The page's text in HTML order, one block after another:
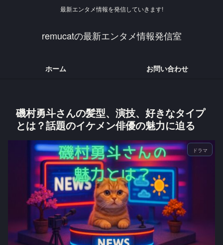
最新エンタメ情報を発信していきます!
remucatの最新エンタメ情報発信室
ホーム お問い合わせ
磯村勇斗さんの髪型、演技、好きなタイプ
とは？話題のイケメン俳優の魅力に迫る
ドラマ